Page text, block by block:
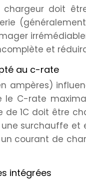
doit
et
au c-rate
ampères)
le C-rate
de 1C doit être
surchauffe et
courant de
intégrées